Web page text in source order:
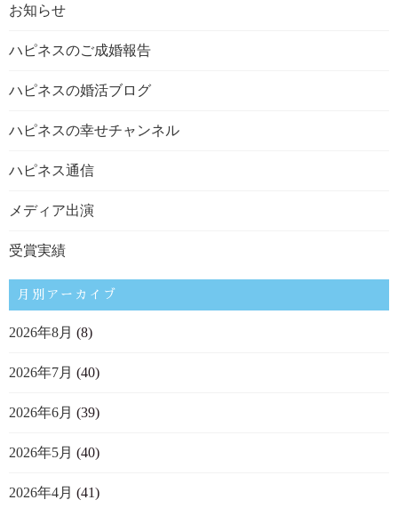
お知らせ
ハピネスのご成婚報告
ハピネスの婚活ブログ
ハピネスの幸せチャンネル
ハピネス通信
メディア出演
受賞実績
月別アーカイブ
2026年8月 (8)
2026年7月 (40)
2026年6月 (39)
2026年5月 (40)
2026年4月 (41)